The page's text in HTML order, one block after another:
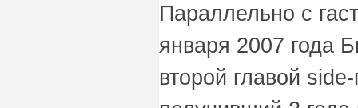
Параллельно с
января 2007 года
второй главой